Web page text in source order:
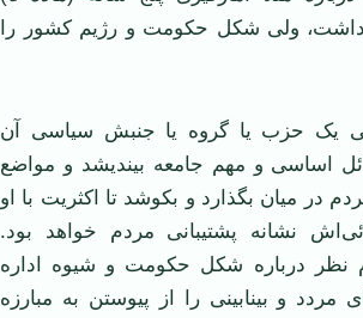
ولی شکل حکومت و رژیم کشور را
یک حزب یا گروه یا جنبش سیاسی آن
اساسی و مهم جامعه بیندیشد و مواضع
در میان بگذارد و بکوشد تا اکثریت با او
نشانه پشتیبانی مردم خواهد بود.
نظر درباره شکل حکومت و شیوه اداره
و بینابینی را از پیوستن به مبارزه